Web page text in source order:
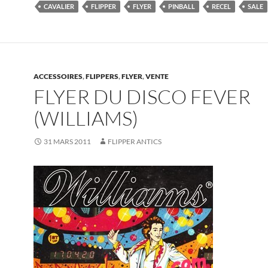
CAVALIER FLIPPER FLYER PINBALL RECEL SALE
ACCESSOIRES,FLIPPERS,FLYER,VENTE
FLYER DU DISCO FEVER
(WILLIAMS)
31 MARS 2011 FLIPPER ANTICS